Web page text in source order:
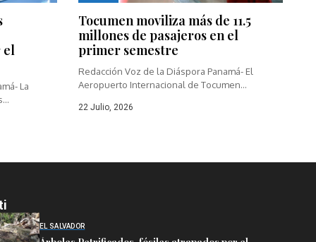
el
La
Tocumen moviliza más de 11.5
millones de pasajeros en el
primer semestre
Redacción Voz de la Diáspora Panamá- El
Aeropuerto Internacional de Tocumen
22 Julio, 2026
EL SALVADOR